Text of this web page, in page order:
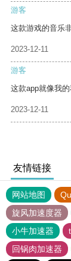
游客
这款游戏的音乐
2023-12-11
游客
这款app就像我
2023-12-11
友情链接
网站地图
旋风加速度器
小牛加速器
回锅肉加速器